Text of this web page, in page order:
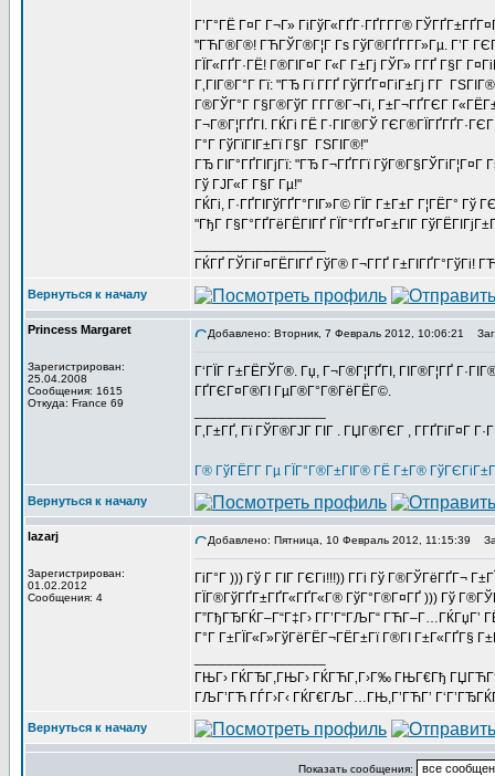
Г’Г°ГЁ Г¤Г Г¬Г» ГіГўГ«ГҐГ·ГҐГ­Г­Г®
"ГЋГ®Г®! ГЋГЎГ®Г¦Г Гѕ ГўГ®ГҐГ­Г­Г»Гµ. Г’Г
ГЇГ«ГҐГ·ГЁ! Г®ГІГ¤Г Г«Г Г±Гј ГЎГ» Г­ГҐ Г§Г
Г‚ГІГ®Г°Г Гї: "ГЂ Гї Г­ГҐ ГўГҐГ¤ГіГ±Гј Г­Г
Г®ГЎГ°Г Г§Г®ГўГ Г­Г­Г®Г¬Гі, Г±Г¬ГҐГЄГ
Г¬Г®Г¦ГҐГІ. ГЌГі ГЁ Г·ГІГ®ГЎ
Г°Г ГўГїГІГ±Гї Г§Г ГЅГІГ®!"
ГЂ ГІГ°ГҐГІГјГї: "ГЂ Г¬ГҐГ­Гї
Гў ГЈГ«Г Г§Г Гµ!"
ГЌГі, Г·ГҐГІГўГҐГ°ГІГ»Г© ГЇГ Г±Г±Г Г¦ГЁГ°
"ГђГ Г§Г°ГҐГёГЁГІГҐ ГЇГ°ГҐГ¤Г±ГІГ
ГЌГҐ ГЎГіГ¤ГЁГІГҐ ГўГ® Г¬Г­ГҐ Г±ГІГҐГ°ГўГі!
Вернуться к началу
Princess Margaret
Зарегистрирован:
25.04.2008
Сообщения: 1615
Откуда: France 69
Добавлено: Вторник, 7 Февраль 2012, 10:06:21
Г‘ГЇГ Г±ГЁГЎГ®. Гџ, Г¬Г®Г¦ГҐГІ, ГІГ®Г¦ГҐ
ГҐГЄГ¤Г®ГІ ГµГ®Г°Г®ГёГЁГ©.
Г‚Г±ГҐ, Гї ГЎГ®ГЈГ ГІГ . ГЏГ®ГЄГ , Г­ГҐГіГ¤Г
Г® ГўГЁГ­Г Гµ ГЇГ°Г®Г±ГІГ® ГЁ Г±Г®
Вернуться к началу
lazarj
Зарегистрирован:
01.02.2012
Сообщения: 4
Добавлено: Пятница, 10 Февраль 2012, 11:15:39
ГіГ°Г ))) Гў Г ГІГ ГЄГі!!!)) Г­Гі Гў Г®ГЎГёГҐГ¬
ГЇГ®ГўГҐГ±ГҐГ«ГҐГ«Г® ГўГ°Г®Г¤ГҐ ))) Гў
Г”ГђГЂГЌГ–Г“Г‡Г› ГГ’Г“ГЉГ“ ГЋГ–Г…ГЌГџГ’
Г°Г Г±ГЇГ«Г»ГўГёГЁГ¬ГЁГ±Гї Г®ГІ Г±Г«ГҐГ§
ГЊГ› ГЌГЂГ,ГЊГ› ГЌГЋГ‚Г›Г‰ ГЊГ€Гђ
ГЉГ’ГЋ ГЃГ›Г‹ ГЌГ€ГЉГ…ГЊ,Г’ГЋГ’
Вернуться к началу
Показать сообщения: